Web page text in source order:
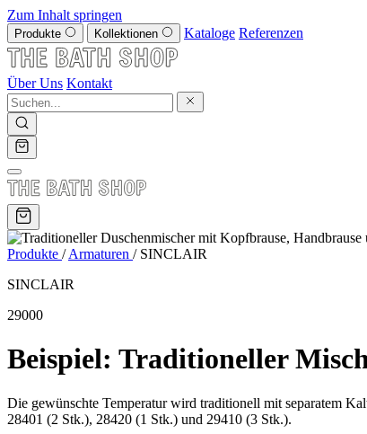
Zum Inhalt springen
Produkte Kollektionen Kataloge Referenzen
Über Uns Kontakt
Produkte / Armaturen / SINCLAIR
SINCLAIR
29000
Beispiel: Traditioneller
Die gewünschte Temperatur wird traditionell mit separatem
28401 (2 Stk.), 28420 (1 Stk.) und 29410 (3 Stk.).